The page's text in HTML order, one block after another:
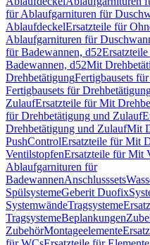
für Ablaufgarnituren für
AblaufdeckelErsatzteile für
Ablaufgarnituren für
für Badewannen, d52
Badewannen, d52Mit
DrehbetätigungFertigbausets
Fertigbausets für
ZulaufErsatzteile für Mit
für Drehbetätigung und Zulauf
Drehbetätigung und ZulaufMit
PushControlErsatzteile für Mit
VentilstopfenErsatzteile für Mit
Ablaufgarnituren für
BadewannenAnschlusssets
SpülsystemeGeberit Duofix
SystemwändeTragsysteme
TragsystemeBeplankungen
ZubehörMontageelemente